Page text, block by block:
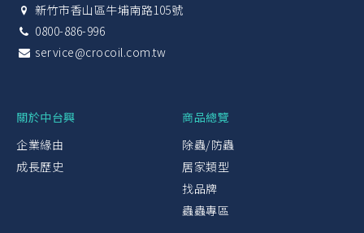
新竹市香山區牛埔南路105號
0800-886-996
service@crocoil.com.tw
關於中台興
企業緣由
成長歷史
商品總覽
除蟲/防蟲
居家類型
找品牌
蟲蟲專區